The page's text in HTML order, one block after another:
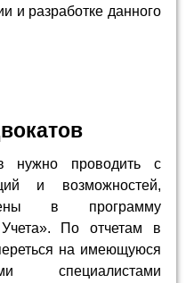
и разработке данного
нужно проводить с
и возможностей,
в программу
По отчетам в
на имеющуюся
специалистами